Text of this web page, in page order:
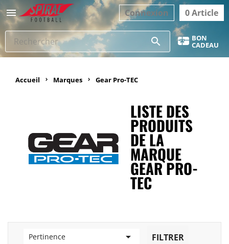
 0 Article
Connexion
search BON
CADEAU
Accueil Marques Gear Pro-TEC
LISTE DES
PRODUITS
DE LA
MARQUE
GEAR PRO-
TEC
Pertinence  FILTRER